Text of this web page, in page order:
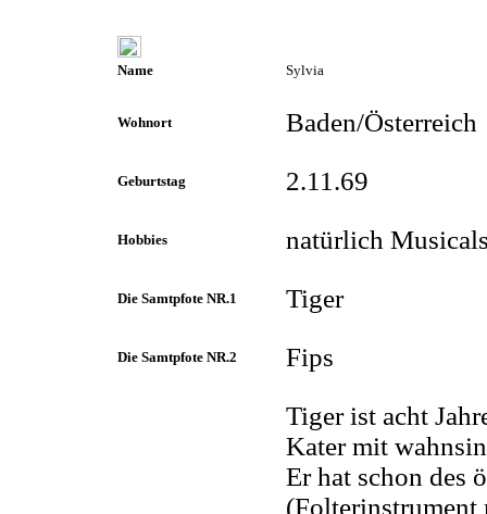
Name Sylvia
Wohnort Baden/Österreich
Geburtstag 2.11.69
Hobbies natürlich
Die Samtpfote NR.1 Tiger
Die Samtpfote NR.2 Fips
Tiger ist acht
Kater mit
Er hat schon des
(Folterinstrument